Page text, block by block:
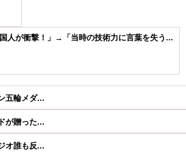
人が衝撃！」→「当時の技術力に言葉を失う...
五輪メダ...
が贈った...
オ誰も反...